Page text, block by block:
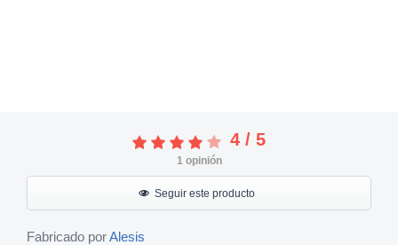
4 / 5
1opinión
Seguir este producto
Fabricado porAlesis